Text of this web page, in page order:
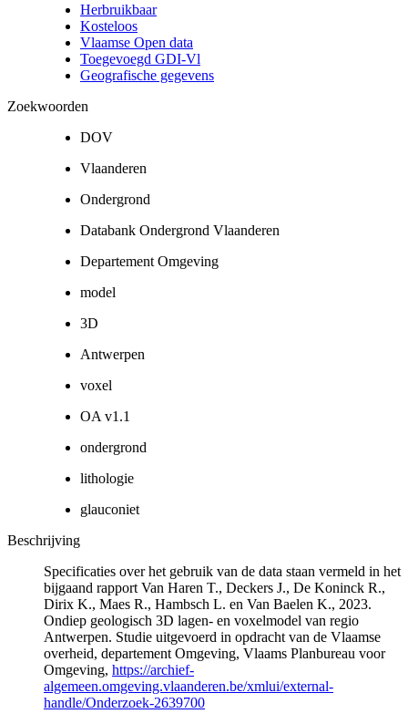
Herbruikbaar
Kosteloos
Vlaamse Open data
Toegevoegd GDI-Vl
Geografische gegevens
Zoekwoorden
DOV
Vlaanderen
Ondergrond
Databank Ondergrond Vlaanderen
Departement Omgeving
model
3D
Antwerpen
voxel
OA v1.1
ondergrond
lithologie
glauconiet
Beschrijving
Specificaties over het gebruik van de data staan vermeld in het
bijgaand rapport Van Haren T., Deckers J., De Koninck R.,
Dirix K., Maes R., Hambsch L. en Van Baelen K., 2023.
Ondiep geologisch 3D lagen- en voxelmodel van regio
Antwerpen. Studie uitgevoerd in opdracht van de Vlaamse
overheid, departement Omgeving, Vlaams Planbureau voor
Omgeving, https://archief-
algemeen.omgeving.vlaanderen.be/xmlui/external-
handle/Onderzoek-2639700